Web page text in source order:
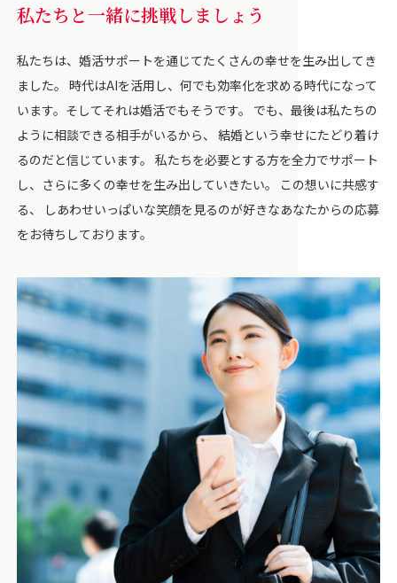
私たちと一緒に挑戦しましょう
私たちは、婚活サポートを通じてたくさんの幸せを生み出してき
ました。 時代はAIを活用し、何でも効率化を求める時代になって
います。そしてそれは婚活でもそうです。 でも、最後は私たちの
ように相談できる相手がいるから、 結婚という幸せにたどり着け
るのだと信じています。 私たちを必要とする方を全力でサポート
し、さらに多くの幸せを生み出していきたい。 この想いに共感す
る、 しあわせいっぱいな笑顔を見るのが好きなあなたからの応募
をお待ちしております。